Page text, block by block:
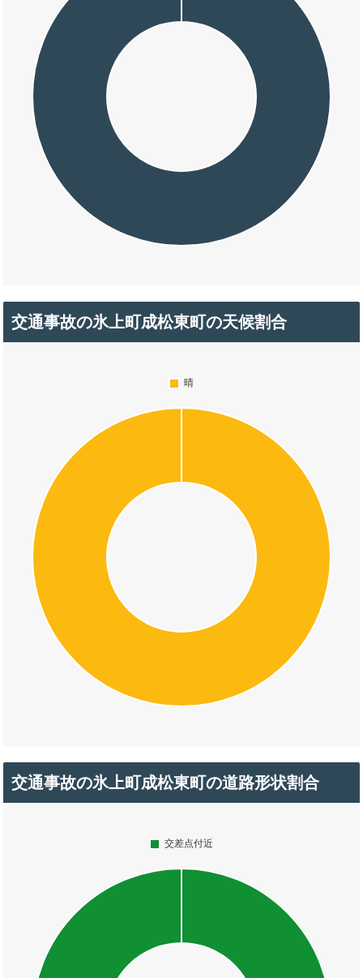
交通事故の氷上町成松東町の天候割合
交通事故の氷上町成松東町の道路形状割合